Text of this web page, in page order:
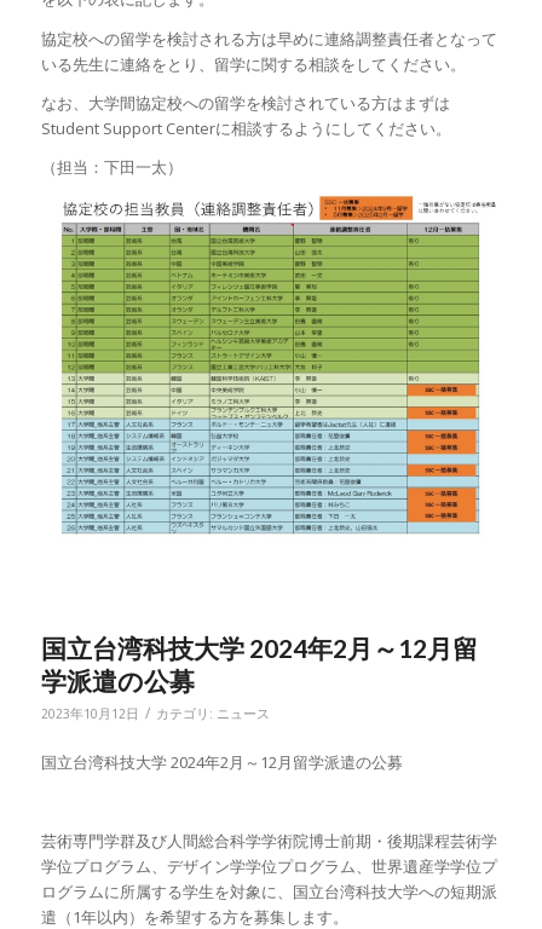
協定校への留学を検討される方は早めに連絡調整責任者となって
いる先生に連絡をとり、留学に関する相談をしてください。
なお、大学間協定校への留学を検討されている方はまずは
Student Support Centerに相談するようにしてください。
（担当：下田一太）
国立台湾科技大学 2024年2月～12月留
学派遣の公募
2023年10月12日 / カテゴリ: ニュース
国立台湾科技大学 2024年2月～12月留学派遣の公募
芸術専門学群及び人間総合科学学術院博士前期・後期課程芸術学
学位プログラム、デザイン学学位プログラム、世界遺産学学位プ
ログラムに所属する学生を対象に、国立台湾科技大学への短期派
遣（1年以内）を希望する方を募集します。